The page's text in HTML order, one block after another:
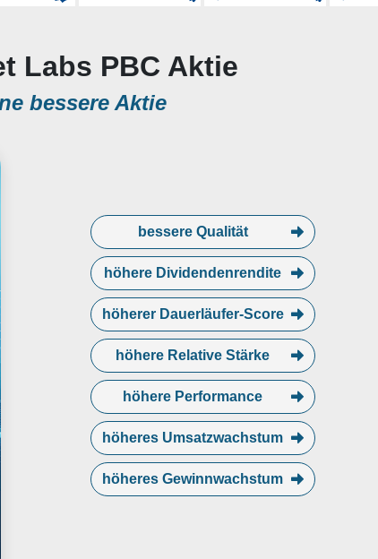
Labs PBC Aktie
bessere Aktie
bessere Qualität
höhere Dividendenrendite
höherer Dauerläufer-Score
höhere Relative Stärke
höhere Performance
höheres Umsatzwachstum
höheres Gewinnwachstum